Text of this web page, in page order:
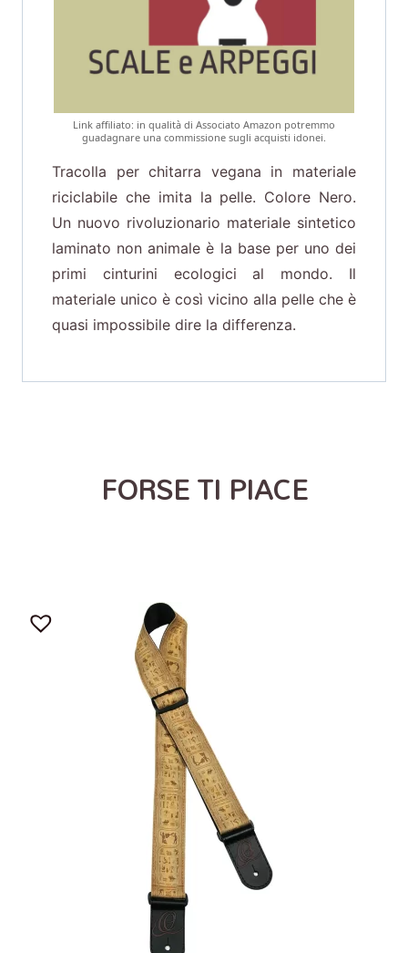
Link affiliato: in qualità di Associato Amazon potremmo
guadagnare una commissione sugli acquisti idonei.
Tracolla per chitarra vegana in materiale
riciclabile che imita la pelle. Colore Nero.
Un nuovo rivoluzionario materiale sintetico
laminato non animale è la base per uno dei
primi cinturini ecologici al mondo. Il
materiale unico è così vicino alla pelle che è
quasi impossibile dire la differenza.
FORSE TI PIACE